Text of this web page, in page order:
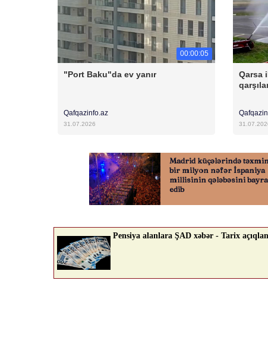
00:00:05
"Port Baku"da ev yanır
Qafqazinfo.az
31.07.2026
Qarsa